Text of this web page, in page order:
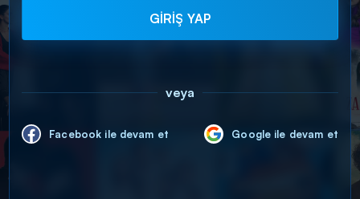
GİRİŞ YAP
veya
Facebook ile devam et Google ile devam et